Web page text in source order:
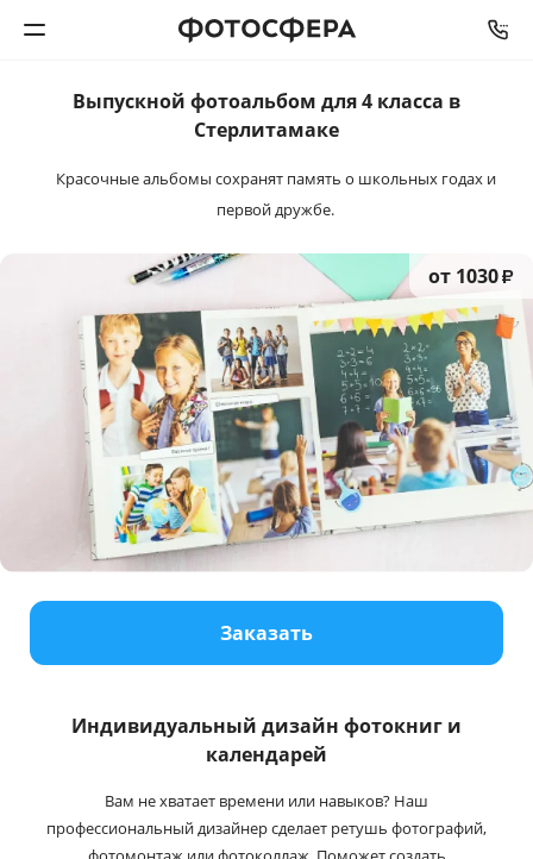
Печать фото
Фотокниги
Интерьерная печать
Фотоподарки
Багетная мастерская
Полиграфия
Услуги и сервис
Выпускной фотоальбом для4 класса в
Стерлитамаке
Красочные альбомы сохранят память о школьных годах и
первой дружбе.
от 1030₽
Заказать
Индивидуальный дизайн фотокниг и
календарей
Вам не хватает времени или навыков? Наш
профессиональный дизайнер сделает ретушь фотографий,